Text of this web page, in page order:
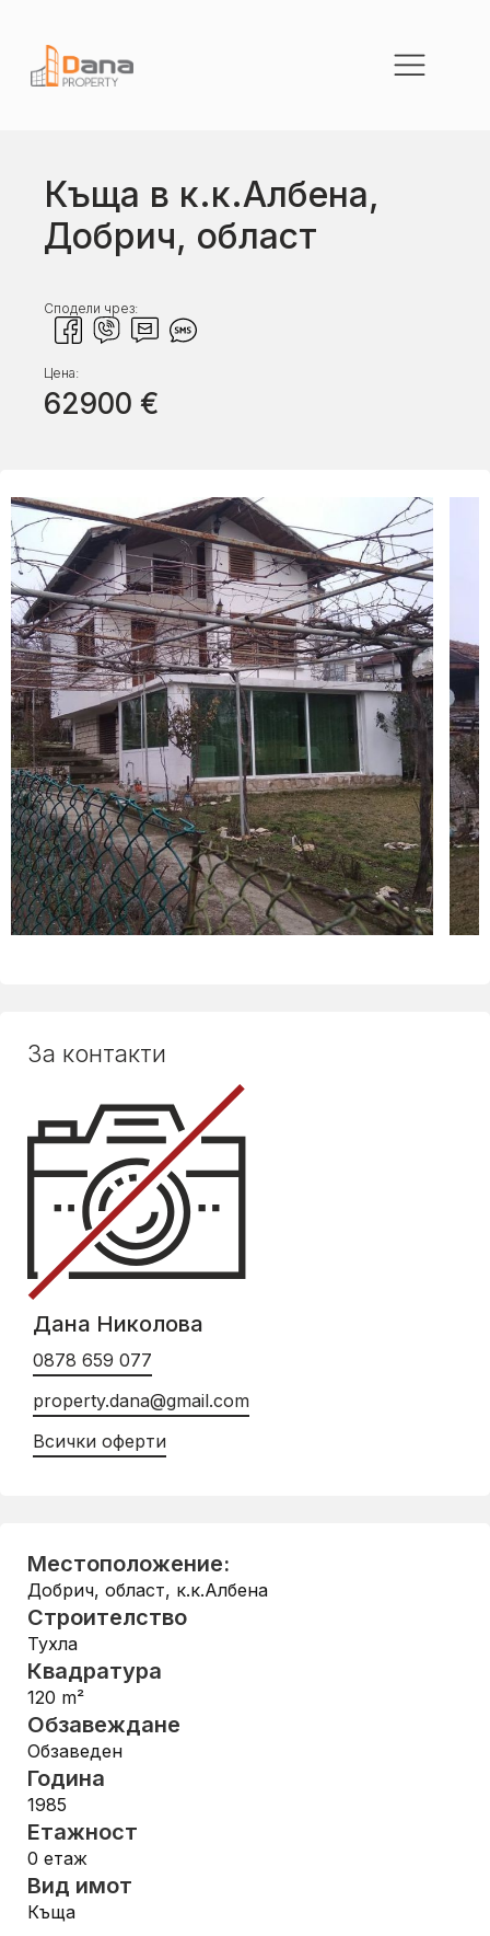
Къща в к.к.Албена,
Добрич, област
Сподели чрез:
Цена:
62900 €
За контакти
Дана Николова
0878 659 077
property.dana@gmail.com
Всички оферти
Местоположение:
Добрич, област, к.к.Албена
Строителство
Тухла
Квадратура
120 m²
Обзавеждане
Обзаведен
Година
1985
Етажност
0 етаж
Вид имот
Къща